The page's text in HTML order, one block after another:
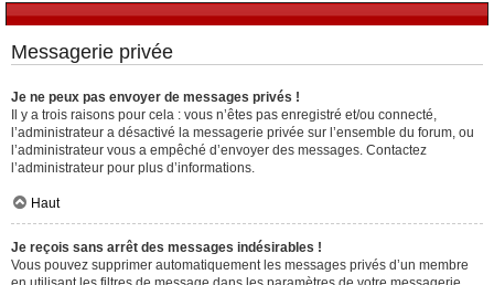
Messagerie privée
Je ne peux pas envoyer de messages privés !
Il y a trois raisons pour cela : vous n’êtes pas enregistré et/ou connecté,
l’administrateur a désactivé la messagerie privée sur l’ensemble du forum, ou
l’administrateur vous a empêché d’envoyer des messages. Contactez
l’administrateur pour plus d’informations.
Haut
Je reçois sans arrêt des messages indésirables !
Vous pouvez supprimer automatiquement les messages privés d’un membre